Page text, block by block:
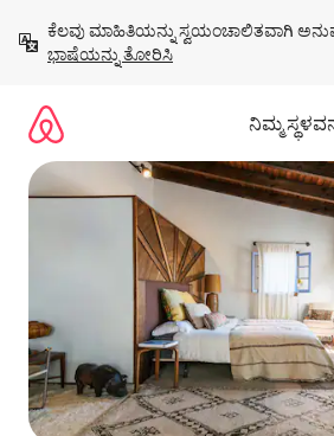
ಹೋಗಿ
ಕೆಲವು ಮಾಹಿತಿಯನ್ನು ಸ್ವಯಂಚಾಲಿತವಾಗಿ
ಭಾಷೆಯನ್ನು ತೋರಿಸಿ
ನಿಮ್ಮ